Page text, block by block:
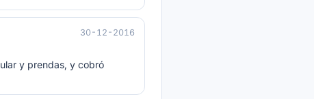
30-12-2016
y prendas, y cobró